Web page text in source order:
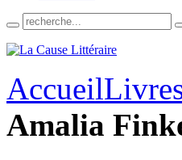
Accueil
Amalia